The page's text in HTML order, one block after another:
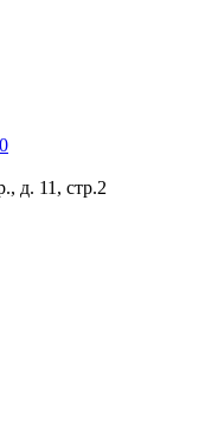
д. 11, стр.2